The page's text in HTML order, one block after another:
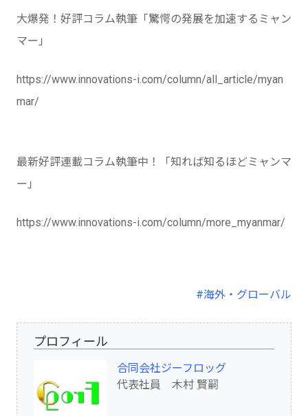
大爆発！好評コラム執筆「驚愕の発展を加速するミャン
マー」
https://www.innovations-i.com/column/all_article/myan
mar/
最新好評連載コラム執筆中！「知れば知るほどミャンマ
ー」
https://www.innovations-i.com/column/more_myanmar/
#海外・グローバル
プロフィール
合同会社ジーフロッグ
代表社員 木村 賢嗣